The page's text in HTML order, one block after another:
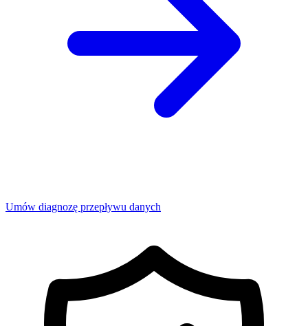
Umów diagnozę przepływu danych